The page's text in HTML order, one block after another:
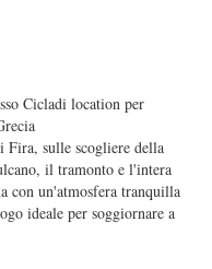
Cicladi location per
sulle scogliere della
il tramonto e l'intera
con un'atmosfera tranquilla
ideale per soggiornare a